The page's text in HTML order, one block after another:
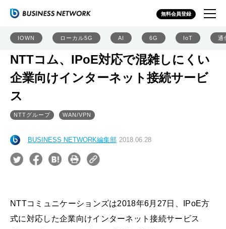
無料会員登録
IOWN ローカル5G AI 6G IoT 通
NTTコム、IPoE対応で混雑しにくい
企業向けインターネット接続サービ
ス
NTTグループ WAN/VPN
BUSINESS NETWORK編集部 2018.06.28
NTTコミュニケーションズは2018年6月27日、IPoE方
式に対応した企業向けインターネット接続サービス